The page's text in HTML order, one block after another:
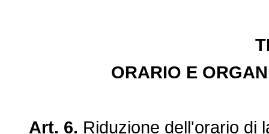
ORARIO E
Art. 6. Riduzione dell'orario di